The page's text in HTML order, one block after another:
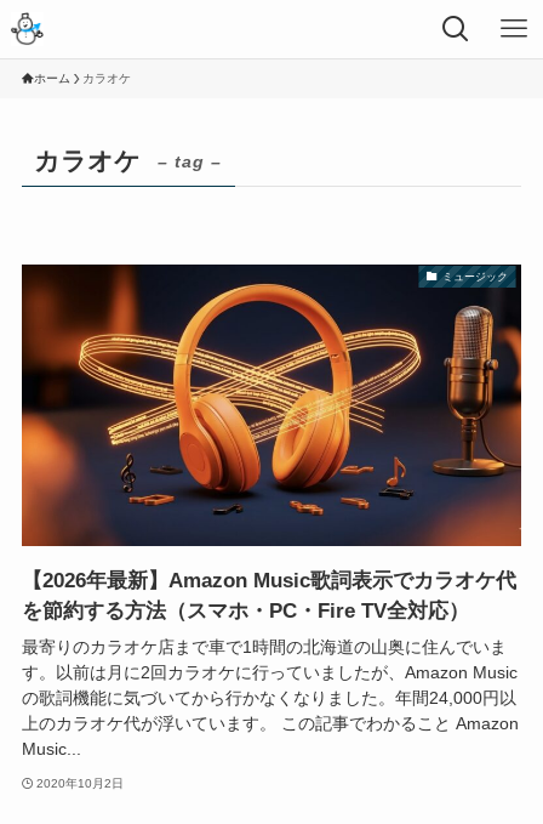
ホーム カラオケ
カラオケ – tag –
ミュージック
【2026年最新】Amazon Music歌詞表示でカラオケ代
を節約する方法（スマホ・PC・Fire TV全対応）
最寄りのカラオケ店まで車で1時間の北海道の山奥に住んでいま
す。以前は月に2回カラオケに行っていましたが、Amazon Music
の歌詞機能に気づいてから行かなくなりました。年間24,000円以
上のカラオケ代が浮いています。 この記事でわかること Amazon
Music...
2020年10月2日